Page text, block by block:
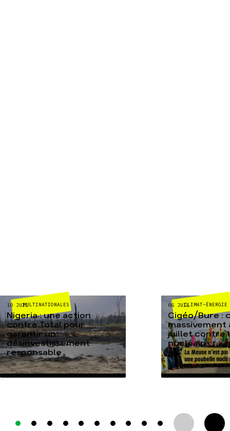
MULTINATIONALES
10 JUIL
Nigeria : une action
contre Total pour
garantir un
désinvestissement
responsable
CLIMAT-ÉNERGIE
06 JUIL
Cigéo/Bure :
massivement
juillet contre
nucléaire